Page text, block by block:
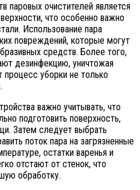
паровых очистителей является
что особенно важно
Использование пара
повреждений, которые могут
средств. Более того,
дезинфекцию, уничтожая
уборки не только
важно учитывать, что
подготовить поверхность,
Затем следует выбрать
поток пара на загрязненные
остатки варенья и
отстают от стенок, что
обработку.